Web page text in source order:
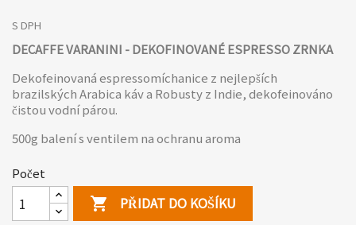
S DPH
DECAFFE VARANINI - DEKOFINOVANÉ ESPRESSO ZRNKA
Dekofeinovaná espressomíchanice z nejlepších
brazilských Arabica káv a Robusty z Indie, dekofeinováno
čistou vodní párou.
500g balení s ventilem na ochranu aroma
Počet

PŘIDAT DO KOŠÍKU